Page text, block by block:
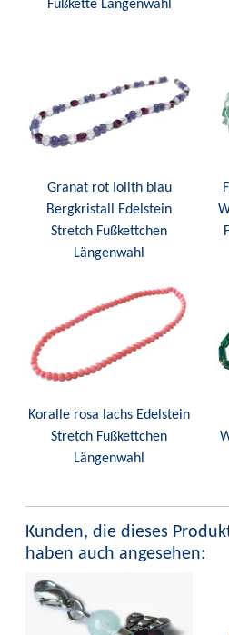
Fußkette Längenwahl
Granat rot Iolith blau
Bergkristall Edelstein
Stretch Fußkettchen
Längenwahl
Koralle rosa lachs Edelstein
Stretch Fußkettchen
Längenwahl
Kunden, die dieses
haben auch angesehen: